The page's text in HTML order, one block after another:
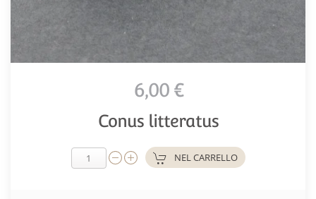
6,00 €
Conus litteratus
NEL CARRELLO